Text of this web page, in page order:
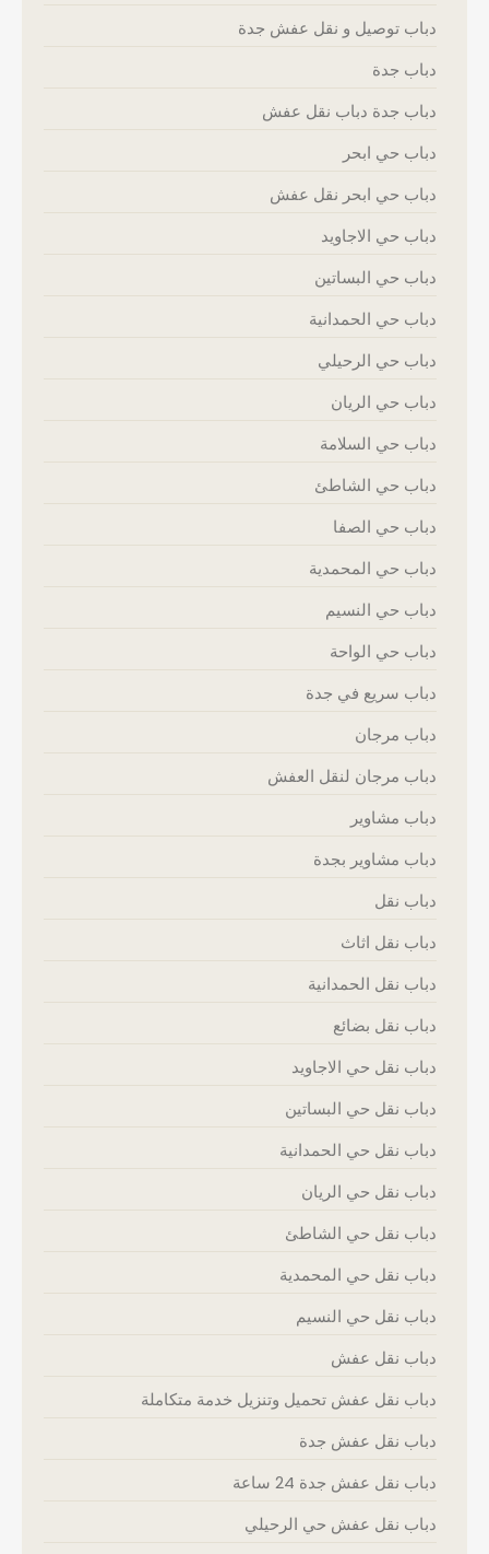
دباب توصيل و نقل عفش جدة
دباب جدة
دباب جدة دباب نقل عفش
دباب حي ابحر
دباب حي ابحر نقل عفش
دباب حي الاجاويد
دباب حي البساتين
دباب حي الحمدانية
دباب حي الرحيلي
دباب حي الريان
دباب حي السلامة
دباب حي الشاطئ
دباب حي الصفا
دباب حي المحمدية
دباب حي النسيم
دباب حي الواحة
دباب سريع في جدة
دباب مرجان
دباب مرجان لنقل العفش
دباب مشاوير
دباب مشاوير بجدة
دباب نقل
دباب نقل اثاث
دباب نقل الحمدانية
دباب نقل بضائع
دباب نقل حي الاجاويد
دباب نقل حي البساتين
دباب نقل حي الحمدانية
دباب نقل حي الريان
دباب نقل حي الشاطئ
دباب نقل حي المحمدية
دباب نقل حي النسيم
دباب نقل عفش
دباب نقل عفش تحميل وتنزيل خدمة متكاملة
دباب نقل عفش جدة
دباب نقل عفش جدة 24 ساعة
دباب نقل عفش حي الرحيلي